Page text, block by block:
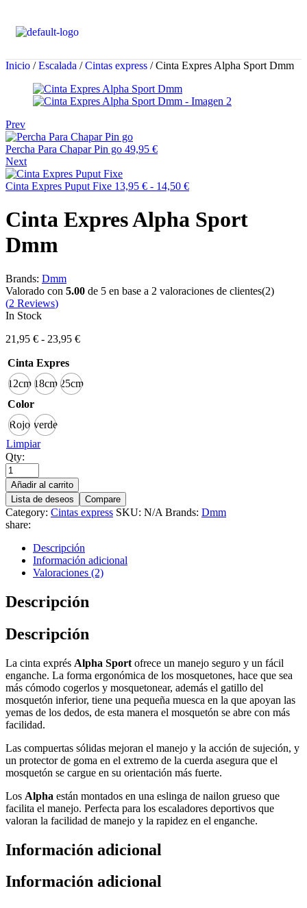
Inicio /Escalada /Cintas express / Cinta Expres Alpha Sport Dmm
Prev
Percha Para Chapar Pin go 49,95 €
Next
Cinta Expres Puput Fixe 13,95 € - 14,50 €
Cinta Expres Alpha Sport
Dmm
Brands: Dmm
Valorado con 5.00 de 5 en base a 2 valoraciones de clientes(2)
(2 Reviews)
In Stock
21,95 € - 23,95 €
Cinta Expres
12cm 18cm 25cm
Color
Rojo verde
Limpiar
Qty:
Añadir al carrito
Lista de deseos
Compare
Category: Cintas express SKU: N/A Brands: Dmm
share:
Descripción
Información adicional
Valoraciones (2)
Descripción
Descripción
La cinta exprés Alpha Sport ofrece un manejo seguro y un fácil
enganche. La forma ergonómica de los mosquetones, hace que sea
más cómodo cogerlos y mosquetonear, además el gatillo del
mosquetón inferior, tiene una pequeña muesca en la que apoyan las
yemas de los dedos, de esta manera el mosquetón se abre con más
facilidad.
Las compuertas sólidas mejoran el manejo y la acción de sujeción, y
un protector de goma en el extremo de la cuerda asegura que el
mosquetón se cargue en su orientación más fuerte.
Los Alpha están montados en una eslinga de nailon grueso que
facilita el manejo. Perfecta para los escaladores deportivos que
valoran la facilidad de manejo y la rapidez en el enganche.
Información adicional
Información adicional